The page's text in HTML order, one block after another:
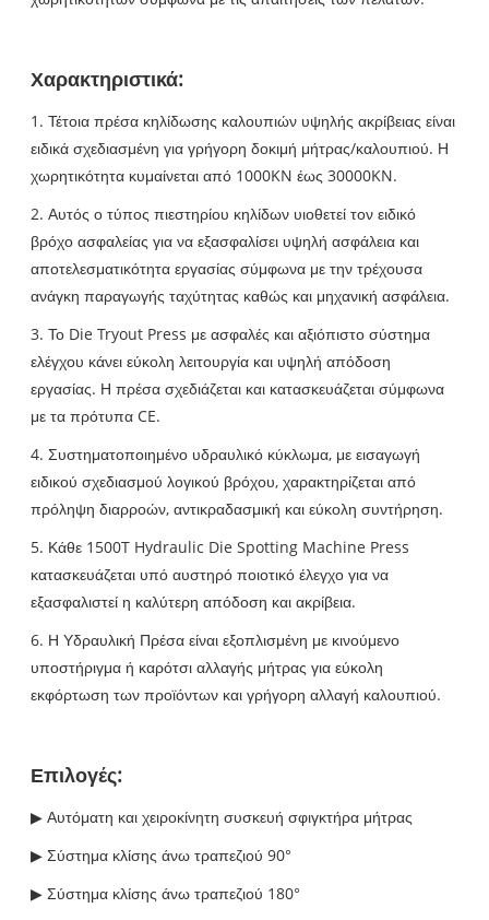
Χαρακτηριστικά:
1. Τέτοια πρέσα κηλίδωσης καλουπιών υψηλής ακρίβειας είναι
ειδικά σχεδιασμένη για γρήγορη δοκιμή μήτρας/καλουπιού. Η
χωρητικότητα κυμαίνεται από 1000KN έως 30000KN.
2. Αυτός ο τύπος πιεστηρίου κηλίδων υιοθετεί τον ειδικό
βρόχο ασφαλείας για να εξασφαλίσει υψηλή ασφάλεια και
αποτελεσματικότητα εργασίας σύμφωνα με την τρέχουσα
ανάγκη παραγωγής ταχύτητας καθώς και μηχανική ασφάλεια.
3. Το Die Tryout Press με ασφαλές και αξιόπιστο σύστημα
ελέγχου κάνει εύκολη λειτουργία και υψηλή απόδοση
εργασίας. Η πρέσα σχεδιάζεται και κατασκευάζεται σύμφωνα
με τα πρότυπα CE.
4. Συστηματοποιημένο υδραυλικό κύκλωμα, με εισαγωγή
ειδικού σχεδιασμού λογικού βρόχου, χαρακτηρίζεται από
πρόληψη διαρροών, αντικραδασμική και εύκολη συντήρηση.
5. Κάθε 1500T Hydraulic Die Spotting Machine Press
κατασκευάζεται υπό αυστηρό ποιοτικό έλεγχο για να
εξασφαλιστεί η καλύτερη απόδοση και ακρίβεια.
6. Η Υδραυλική Πρέσα είναι εξοπλισμένη με κινούμενο
υποστήριγμα ή καρότσι αλλαγής μήτρας για εύκολη
εκφόρτωση των προϊόντων και γρήγορη αλλαγή καλουπιού.
Επιλογές:
▶ Αυτόματη και χειροκίνητη συσκευή σφιγκτήρα μήτρας
▶ Σύστημα κλίσης άνω τραπεζιού 90°
▶ Σύστημα κλίσης άνω τραπεζιού 180°